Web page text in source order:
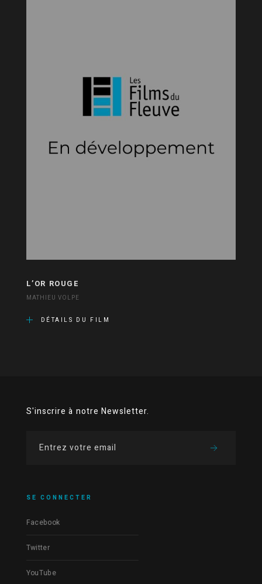
L’OR ROUGE
MATHIEU VOLPE
DÉTAILS DU FILM
S'inscrire à notre Newsletter.
SE CONNECTER
Facebook
Twitter
YouTube